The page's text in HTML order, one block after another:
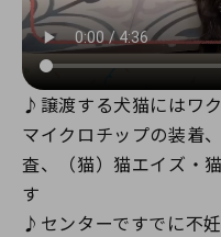
♪譲渡する犬猫にはワ
マイクロチップの装着
査、（猫）猫エイズ・
す
♪センターですでに不